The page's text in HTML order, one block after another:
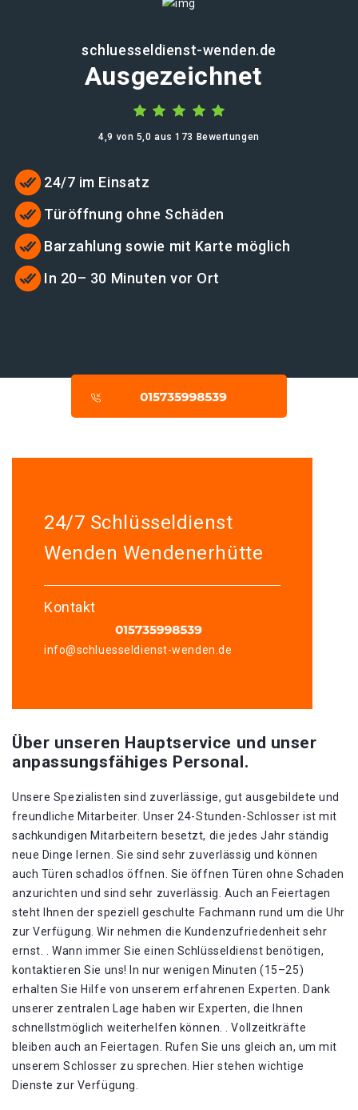
schluesseldienst-wenden.de
Ausgezeichnet
4,9 von 5,0 aus 173 Bewertungen
24/7 im Einsatz
Türöffnung ohne Schäden
Barzahlung sowie mit Karte möglich
In 20– 30 Minuten vor Ort
24/7 Schlüsseldienst
Wenden Wendenerhütte
Kontakt
info@schluesseldienst-wenden.de
Über unseren Hauptservice und unser
anpassungsfähiges Personal.
Unsere Spezialisten sind zuverlässige, gut ausgebildete und
freundliche Mitarbeiter. Unser 24-Stunden-Schlosser ist mit
sachkundigen Mitarbeitern besetzt, die jedes Jahr ständig
neue Dinge lernen. Sie sind sehr zuverlässig und können
auch Türen schadlos öffnen. Sie öffnen Türen ohne Schaden
anzurichten und sind sehr zuverlässig. Auch an Feiertagen
steht Ihnen der speziell geschulte Fachmann rund um die Uhr
zur Verfügung. Wir nehmen die Kundenzufriedenheit sehr
ernst. . Wann immer Sie einen Schlüsseldienst benötigen,
kontaktieren Sie uns! In nur wenigen Minuten (15–25)
erhalten Sie Hilfe von unserem erfahrenen Experten. Dank
unserer zentralen Lage haben wir Experten, die Ihnen
schnellstmöglich weiterhelfen können. . Vollzeitkräfte
bleiben auch an Feiertagen. Rufen Sie uns gleich an, um mit
unserem Schlosser zu sprechen. Hier stehen wichtige
Dienste zur Verfügung.